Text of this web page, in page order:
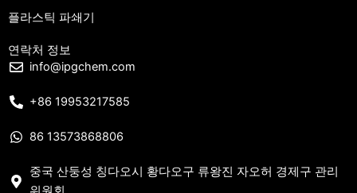
플라스틱 파쇄기
연락처 정보
info@ipgchem.com
+86 19953217585
86 13573868806
중국 산둥성 칭다오시 황다오구 류왕진 자오허 경제구 관리